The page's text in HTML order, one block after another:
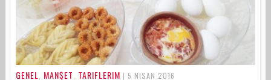
GENEL MANŞET TARIFLERIM | 5 NISAN 2016